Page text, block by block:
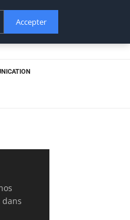
Accepter